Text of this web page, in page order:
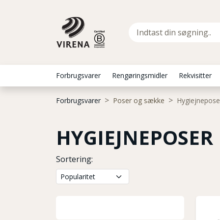
Forbrugsvarer Rengøringsmidler Rekvisitter
Forbrugsvarer Poser og sække
HYGIEJNEPOSER
Sortering: